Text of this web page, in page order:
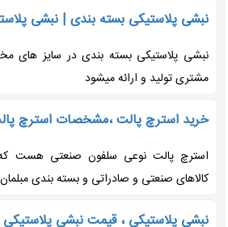
نبشی پلاستیکی بسته بندی | نبشی
نبشی پلاستیکی بسته بندی در سایز های
مشتری تولید و ارائه میشود
خرید استرچ پالت ،مشخصات استرچ
استرچ پالت نوعی سلفون صنعتی هست که
کالاهای صنعتی و صادراتی و بسته بندی مبلمان
نبشی پلاستیکی ، قیمت نبشی پلاستیکی